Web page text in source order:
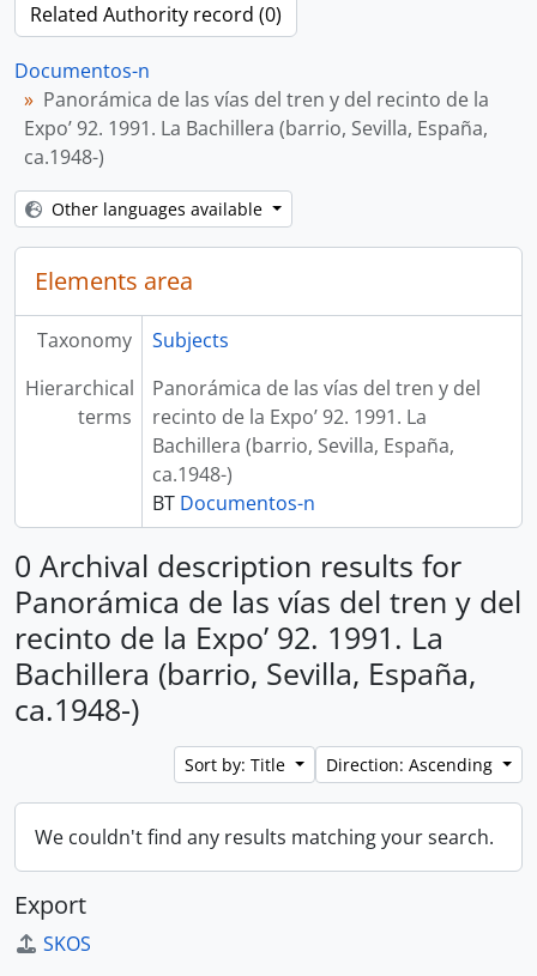
Related Authority record (0)
Documentos-n
Panorámica de las vías del tren y del recinto de la
Expo’ 92. 1991. La Bachillera (barrio, Sevilla, España,
ca.1948-)
Other languages available
Elements area
Taxonomy
Subjects
Hierarchical
terms
Panorámica de las vías del tren y del
recinto de la Expo’ 92. 1991. La
Bachillera (barrio, Sevilla, España,
ca.1948-)
BT Documentos-n
0 Archival description results for
Panorámica de las vías del tren y del
recinto de la Expo’ 92. 1991. La
Bachillera (barrio, Sevilla, España,
ca.1948-)
Sort by: Title Direction: Ascending
We couldn't find any results matching your search.
Export
SKOS